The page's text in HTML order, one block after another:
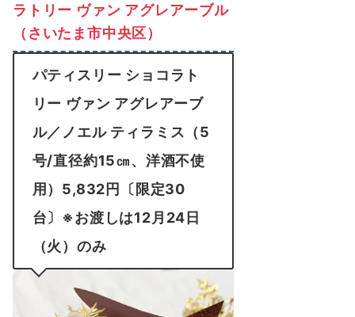
ラトリー ヴァン アグレアーブル
（さいたま市中央区）
パティスリー ショコラト
リー ヴァン アグレアーブ
ル／ノエル ティラミス（5
号/直径約15㎝、洋酒不使
用）5,832円〔限定30
台〕※お渡しは12月24日
（火）のみ